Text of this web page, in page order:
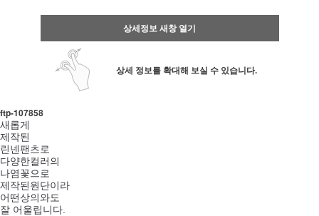
상세정보 새창 열기
상세 정보를 확대해 보실 수 있습니다.
ftp-107858
새롭게
제작된
린넨팬츠로
다양한컬러의
나염꽃으로
제작된원단이라
어떤상의와도
잘 어울립니다.